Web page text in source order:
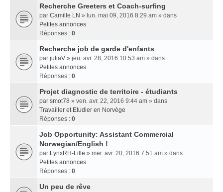
Recherche Greeters et Coach-surfing
par Camille LN » lun. mai 09, 2016 8:29 am » dans
Petites annonces
Réponses : 0
Recherche job de garde d'enfants
par juliaV » jeu. avr. 28, 2016 10:53 am » dans
Petites annonces
Réponses : 0
Projet diagnostic de territoire - étudiants
par smot78 » ven. avr. 22, 2016 9:44 am » dans
Travailler et Etudier en Norvège
Réponses : 0
Job Opportunity: Assistant Commercial
Norwegian/English !
par LynxRH-Lille » mer. avr. 20, 2016 7:51 am » dans
Petites annonces
Réponses : 0
Un peu de rêve